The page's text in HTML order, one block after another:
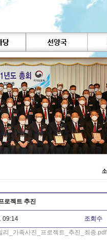
로젝트 추진
09:14 조회수
_가족사진_프로젝트_추진_최종.pdf